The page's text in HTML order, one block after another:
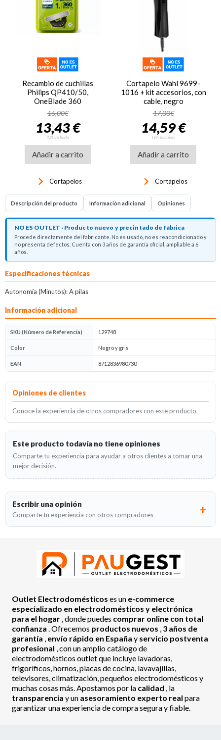
Recambio de cuchillas
Philips QP410/50,
OneBlade 360
16,00€
13,43 €
IVA incluido
Añadir a carrito
keyboard_arrow_right Cortapelos
Cortapelo Wahl 9699-
1016 + kit accesorios, con
cable, negro
17,00€
14,59 €
IVA incluido
Añadir a carrito
keyboard_arrow_right Cortapelos
Descripción del producto Información adicional Opiniones
NO ES OUTLET · Producto nuevo y precintado de fábrica
Procede directamente del fabricante. No es usado, no es reacondicionado y
no presenta defectos. Cuenta con 3 años de garantía oficial, ampliable a 6
años.
Descripción del producto
Especificaciones técnicas
Autonomía (Minutos): A pilas
Información adicional
SKU (Número de Referencia) 129748
Color Negro y gris
EAN 8712836980730
Opiniones
Opiniones de clientes
Conoce la experiencia de otros compradores con este producto.
Este producto todavía no tiene opiniones
Comparte tu experiencia para ayudar a otros clientes a tomar una
mejor decisión.
Escribir una opinión
Comparte tu experiencia con otros compradores
Outlet Electrodomésticos es un e-commerce
especializado en electrodomésticos y electrónica
para el hogar , donde puedes comprar online con total
confianza . Ofrecemos productos nuevos , 3 años de
garantía , envío rápido en España y servicio postventa
profesional , con un amplio catálogo de
electrodomésticos outlet que incluye lavadoras,
frigoríficos, hornos, placas de cocina, lavavajillas,
televisores, climatización, pequeños electrodomésticos y
muchas cosas más. Apostamos por la calidad , la
transparencia y un asesoramiento experto real para
garantizar una experiencia de compra segura y fiable.